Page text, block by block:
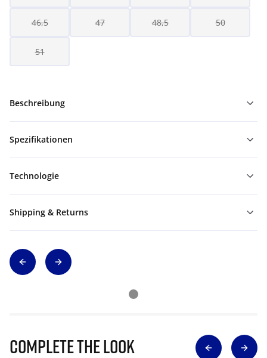
46,5 47 48,5 50
51
Beschreibung
Spezifikationen
Technologie
Shipping & Returns
Complete The Look